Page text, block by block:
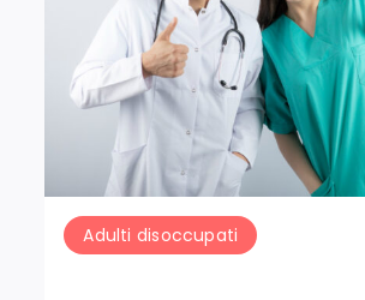
Adulti disoccupati